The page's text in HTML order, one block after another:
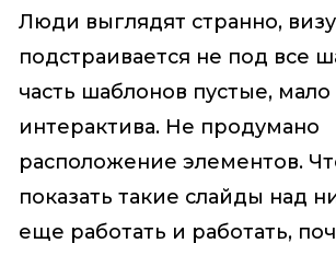
Люди выглядят странно,
подстраивается не под все
часть шаблонов пустые, мало
интерактива. Не продумано
расположение элементов.
показать такие слайды над
еще работать и работать,